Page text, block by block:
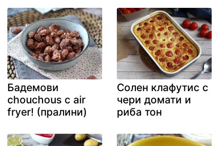
Бадемови
chouchous с air
fryer! (пралини)
Солен клафутис с
чери домати и
риба тон